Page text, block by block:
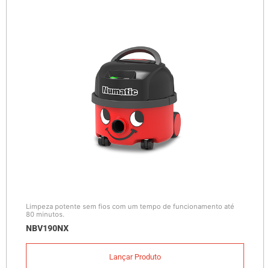
Limpeza potente sem fios com um tempo de funcionamento até
80 minutos.
NBV190NX
Lançar Produto